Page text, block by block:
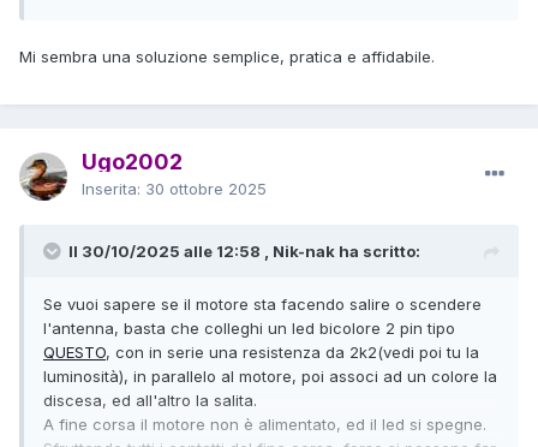
Mi sembra una soluzione semplice, pratica e affidabile.
Ugo2002
Inserita: 30 ottobre 2025
Il 30/10/2025 alle 12:58 , Nik-nak ha scritto:
Se vuoi sapere se il motore sta facendo salire o scendere
l'antenna, basta che colleghi un led bicolore 2 pin tipo
QUESTO, con in serie una resistenza da 2k2(vedi poi tu la
luminosità), in parallelo al motore, poi associ ad un colore la
discesa, ed all'altro la salita.
A fine corsa il motore non è alimentato, ed il led si spegne.